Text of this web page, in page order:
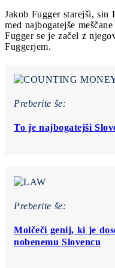
Jakob Fugger starejši, sin
med najbogatejše
Fugger se je začel z
Fuggerjem.
Preberite še:
To je najbogatejši
Preberite še:
Molčeči genij, ki je
nobenemu Slovencu